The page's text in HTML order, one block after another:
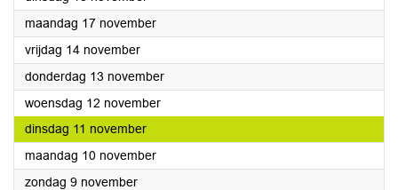
maandag 17 november2025
vrijdag 14 november2025
donderdag 13 november2025
woensdag 12 november2025
dinsdag 11 november2025
maandag 10 november2025
zondag 9 november2025